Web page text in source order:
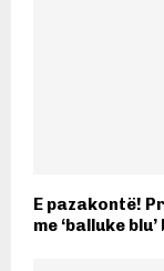
E pazakontë!
me ‘balluke